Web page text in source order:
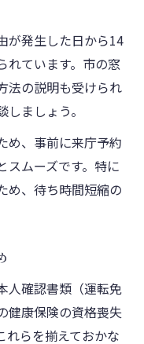
が発生した日から14
れています。市の窓
法の説明も受けられ
ましょう。
め、事前に来庁予約
スムーズです。特に
め、待ち時間短縮の
人確認書類（運転免
健康保険の資格喪失
れらを揃えておかな